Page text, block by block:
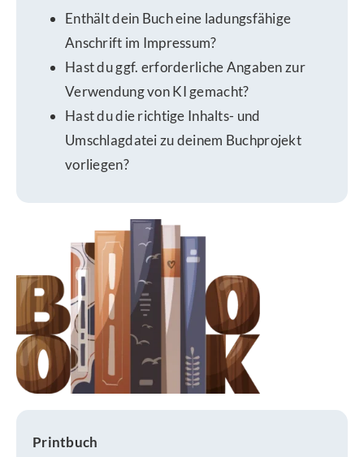
Enthält dein Buch eine ladungsfähige
Anschrift im Impressum?
Hast du ggf. erforderliche Angaben zur
Verwendung von KI gemacht?
Hast du die richtige Inhalts- und
Umschlagdatei zu deinem Buchprojekt
vorliegen?
Printbuch